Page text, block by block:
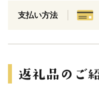
支払い方法